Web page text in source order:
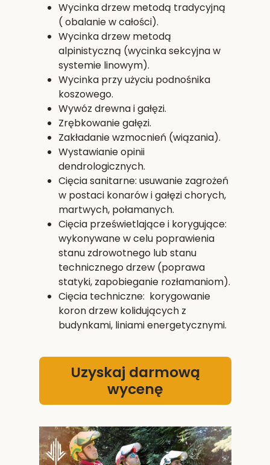
Wycinka drzew metodą tradycyjną
( obalanie w całości).
Wycinka drzew metodą
alpinistyczną (wycinka sekcyjna w
systemie linowym).
Wycinka przy użyciu podnośnika
koszowego.
Wywóz drewna i gałęzi.
Zrębkowanie gałęzi.
Zakładanie wzmocnień (wiązania).
Wystawianie opinii
dendrologicznych.
Cięcia sanitarne: usuwanie zagrożeń
w postaci konarów i gałęzi chorych,
martwych, połamanych.
Cięcia prześwietlające i korygujące:
wykonywane w celu poprawienia
stanu zdrowotnego lub stanu
technicznego drzew (poprawa
statyki, zapobieganie rozłamaniom).
Cięcia techniczne: korygowanie
koron drzew kolidujących z
budynkami, liniami energetycznymi.
Uzyskaj darmową
wycenę